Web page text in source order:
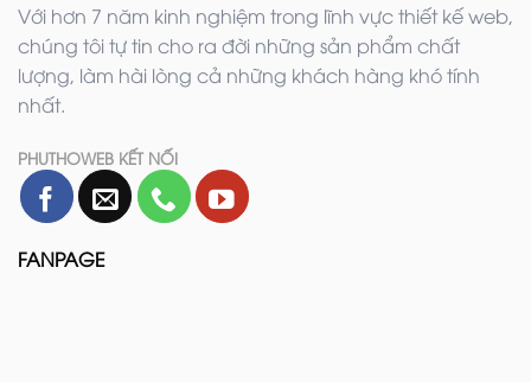
Với hơn 7 năm kinh nghiệm trong lĩnh vực thiết kế web,
chúng tôi tự tin cho ra đời những sản phẩm chất
lượng, làm hài lòng cả những khách hàng khó tính
nhất.
PHUTHOWEB KẾT NỐI
FANPAGE